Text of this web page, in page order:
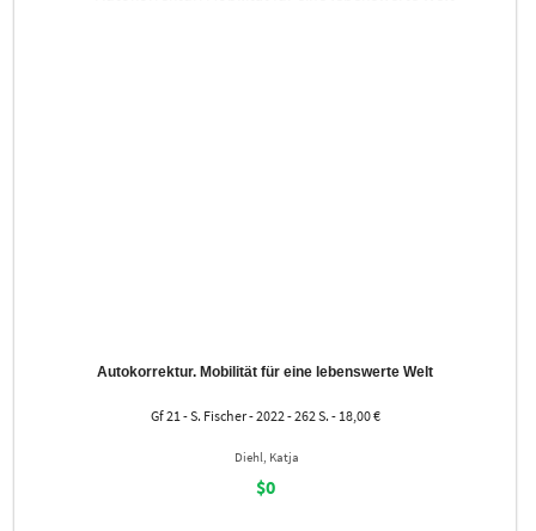
Autokorrektur. Mobilität für eine lebenswerte Welt
Gf 21 - S. Fischer - 2022 - 262 S. - 18,00 €
Diehl, Katja
$0